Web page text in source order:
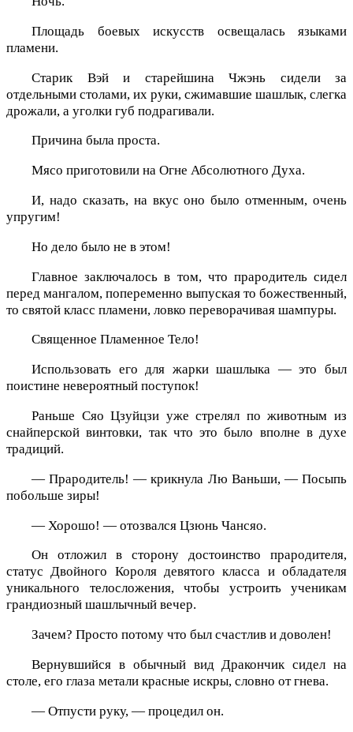
Площадь боевых искусств освещалась языками
пламени.
Старик Вэй и старейшина Чжэнь сидели за
отдельными столами, их руки, сжимавшие шашлык, слегка
дрожали, а уголки губ подрагивали.
Причина была проста.
Мясо приготовили на Огне Абсолютного Духа.
И, надо сказать, на вкус оно было отменным, очень
упругим!
Но дело было не в этом!
Главное заключалось в том, что прародитель сидел
перед мангалом, попеременно выпуская то божественный,
то святой класс пламени, ловко переворачивая шампуры.
Священное Пламенное Тело!
Использовать его для жарки шашлыка — это был
поистине невероятный поступок!
Раньше Сяо Цзуйцзи уже стрелял по животным из
снайперской винтовки, так что это было вполне в духе
традиций.
— Прародитель! — крикнула Лю Ваньши, — Посыпь
побольше зиры!
— Хорошо! — отозвался Цзюнь Чансяо.
Он отложил в сторону достоинство прародителя,
статус Двойного Короля девятого класса и обладателя
уникального телосложения, чтобы устроить ученикам
грандиозный шашлычный вечер.
Зачем? Просто потому что был счастлив и доволен!
Вернувшийся в обычный вид Дракончик сидел на
столе, его глаза метали красные искры, словно от гнева.
— Отпусти руку, — процедил он.